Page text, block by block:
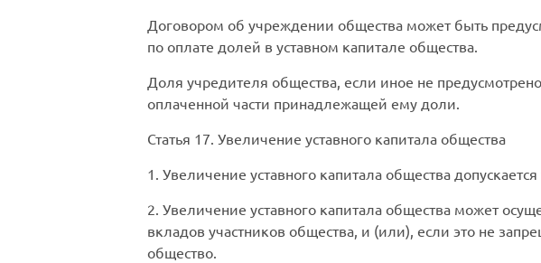
Договором об учреждении общества может быть
по оплате долей в уставном капитале общества.
Доля учредителя общества, если иное не
оплаченной части принадлежащей ему доли.
Статья 17. Увеличение уставного капитала общества
1. Увеличение уставного капитала общества
2. Увеличение уставного капитала общества может
вкладов участников общества, и (или), если это не
общество.